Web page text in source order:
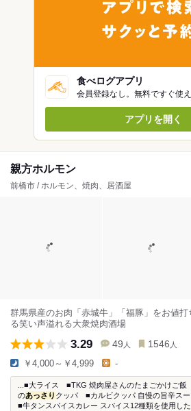
食べログアプリ
会員登録なし。無料ですぐ使
アプリを開く
親方ホルモン
前橋市 / ホルモン、焼肉、居酒屋
群馬県産のお肉「赤城牛」「福豚」をお値
る笑い声溢れる大衆焼肉酒場
3.29 49 人 1546 人
￥4,000～￥4,999 -
...■大ライス ■TKG 焼肉屋さんのたまごかけご
のあっさり クッパ ■カルビクッパ 自慢の旨辛ス
■牛タンスパイスカレー スパイス12種類を使用